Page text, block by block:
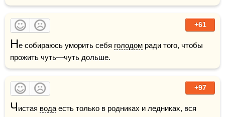
+61
Не собираюсь уморить себя голодом ради того, чтобы
прожить чуть—чуть дольше.
+97
Чистая вода есть только в родниках и ледниках, вся